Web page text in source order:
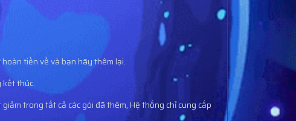
tiền về và bạn hãy thêm lại.
kết thúc.
trong tất cả các gói đã thêm, Hệ thống chỉ cung cấp